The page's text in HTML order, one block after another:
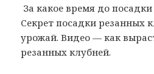
За какое время до
Секрет посадки резанных
урожай. Видео — как
резанных клубней.